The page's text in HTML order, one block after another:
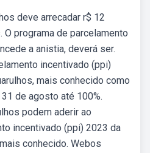
deve arrecadar r$ 12
programa de parcelamento
a anistia, deverá ser.
incentivado (ppi)
mais conhecido como
de agosto até 100%.
podem aderir ao
incentivado (ppi) 2023 da
conhecido. Webos